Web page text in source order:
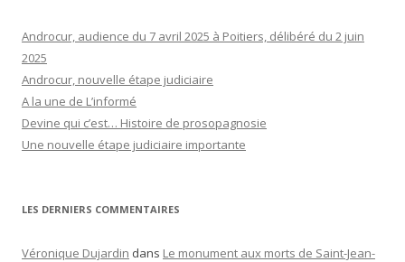
Androcur, audience du 7 avril 2025 à Poitiers, délibéré du 2 juin
2025
Androcur, nouvelle étape judiciaire
A la une de L’informé
Devine qui c’est… Histoire de prosopagnosie
Une nouvelle étape judiciaire importante
LES DERNIERS COMMENTAIRES
Véronique Dujardin dans Le monument aux morts de Saint-Jean-